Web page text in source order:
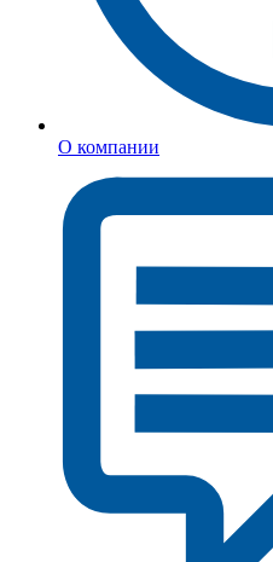
О компании